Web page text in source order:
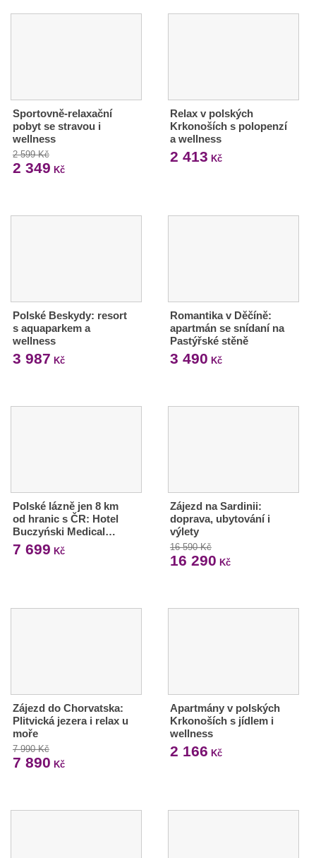
Sportovně-relaxační
pobyt se stravou i
wellness
2 599 Kč
2 349 Kč
Relax v polských
Krkonoších s polopenzí
a wellness
2 413 Kč
Polské Beskydy: resort
s aquaparkem a
wellness
3 987 Kč
Romantika v Děčíně:
apartmán se snídaní na
Pastýřské stěně
3 490 Kč
Polské lázně jen 8 km
od hranic s ČR: Hotel
Buczyński Medical…
7 699 Kč
Zájezd na Sardinii:
doprava, ubytování i
výlety
16 590 Kč
16 290 Kč
Zájezd do Chorvatska:
Plitvická jezera i relax u
moře
7 990 Kč
7 890 Kč
Apartmány v polských
Krkonoších s jídlem i
wellness
2 166 Kč